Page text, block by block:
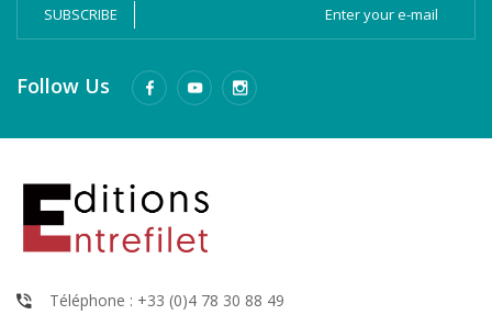
SUBSCRIBE
Follow Us
Téléphone : +33 (0)4 78 30 88 49